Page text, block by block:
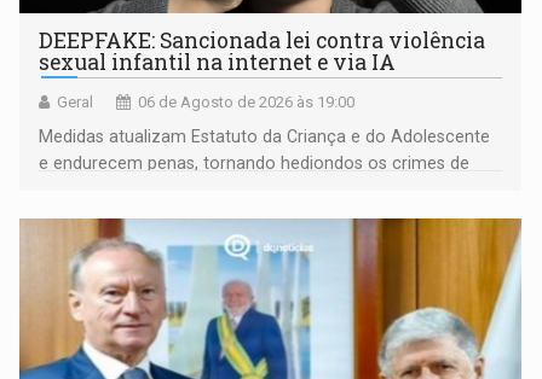
DEEPFAKE: Sancionada lei contra violência
sexual infantil na internet e via IA
Geral 06 de Agosto de 2026 às 19:00
Medidas atualizam Estatuto da Criança e do Adolescente
e endurecem penas, tornando hediondos os crimes de